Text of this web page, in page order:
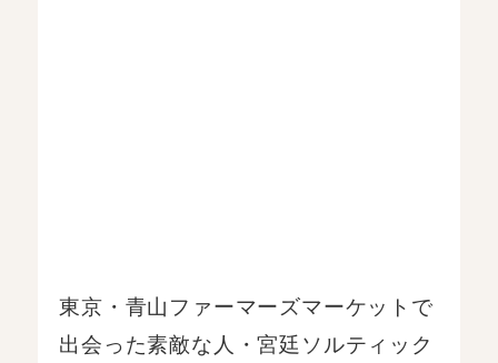
東京・青山ファーマーズマーケットで
出会った素敵な人・宮廷ソルティック